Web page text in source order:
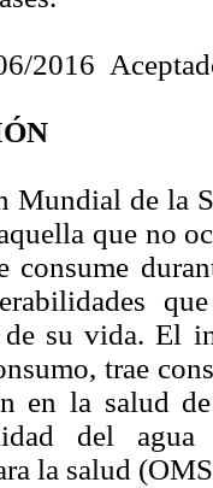
2016
Mundial de la
que no
consume
de su vida. El
trae
en la salud
del agua
la salud